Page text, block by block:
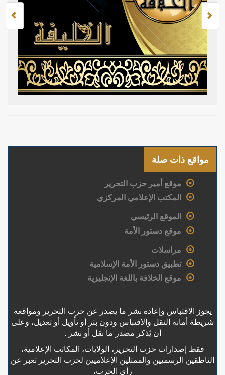
مواقع ذات صلة
موقع أمير حزب التحرير
المكتب الإعلامي المركزي
الموقع الرئيسي
موقع دستور الأمة
مراسلات
تطبيق دستور الأمة الإسلامية
موقع الخلافة باللغة الإنجليزية
يجوز الاقتباس وإعادة نشر ما يصدر عن حزب التحرير ومواقعه
شريطة أمانة النقل والاقتباس ودون بتر أو تأويل أو تعديل، وعلى
أن يُذكر مصدر ما نقل أو نشر .
فقط إصدارات حزب التحرير، الولايات، المكاتب الإعلامية،
الناطقين الرسميين والممثلين الإعلاميين لحزب التحرير تعبر عن
رأي الحزب،